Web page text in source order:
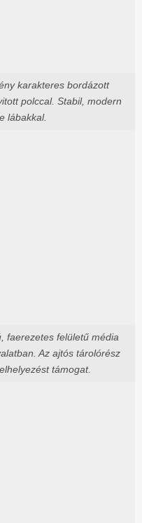
karakteres bordázott
polccal. Stabil, modern
lábakkal.
faerezetes felületű média
Az ajtós tárolórész
támogat.